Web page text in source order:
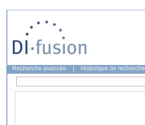
Recherche avancée Historique de recherche